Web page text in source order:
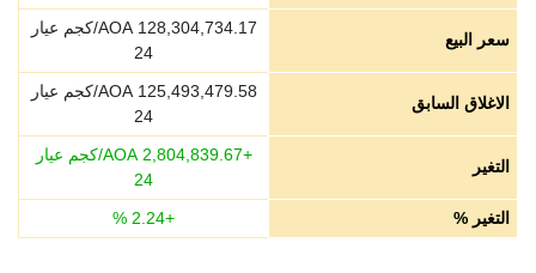
سعر البيع
128,304,734.17
AOA/كجم عيار
24
الاغلاق السابق
125,493,479.58
AOA/كجم عيار
24
التغير
+
2,804,839.67
AOA/كجم عيار
24
التغير %
+
2.24
%